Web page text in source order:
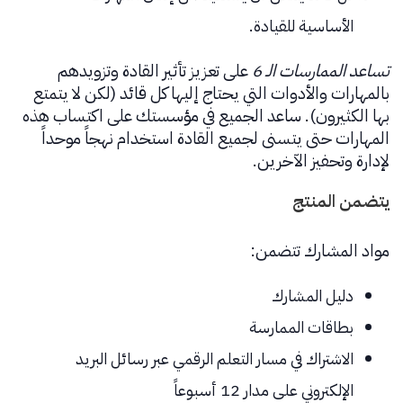
الأساسية للقيادة.
تساعد الممارسات الـ 6
على تعزيز تأثير القادة وتزويدهم
بالمهارات والأدوات التي يحتاج إليها كل قائد (لكن لا يتمتع
بها الكثيرون). ساعد الجميع في مؤسستك على اكتساب هذه
المهارات حتى يتسنى لجميع القادة استخدام نهجاً موحداً
لإدارة وتحفيز الآخرين.
يتضمن المنتج
مواد المشارك تتضمن:
دليل المشارك
بطاقات الممارسة
الاشتراك في مسار التعلم الرقمي عبر رسائل البريد
الإلكتروني على مدار 12 أسبوعاً